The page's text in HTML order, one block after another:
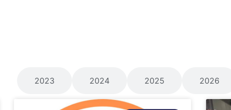
2023 2024 2025 2026